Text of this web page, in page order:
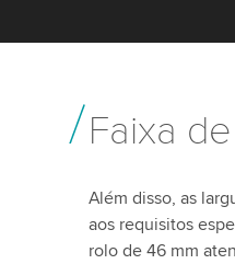
Faixa
Além disso, as
aos requisitos
rolo de 46 mm